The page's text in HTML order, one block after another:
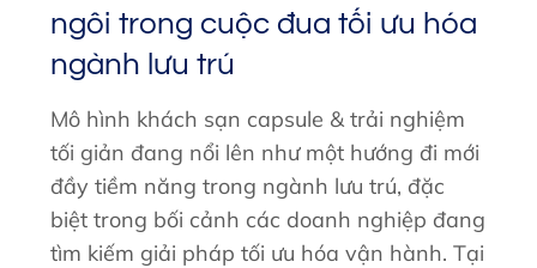
ngôi trong cuộc đua tối ưu hóa
ngành lưu trú
Mô hình khách sạn capsule & trải nghiệm
tối giản đang nổi lên như một hướng đi mới
đầy tiềm năng trong ngành lưu trú, đặc
biệt trong bối cảnh các doanh nghiệp đang
tìm kiếm giải pháp tối ưu hóa vận hành. Tại